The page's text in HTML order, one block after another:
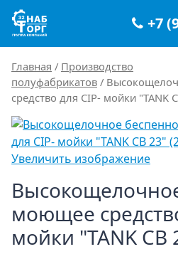
Main Navigation +7
Главная / Производство
полуфабрикатов /
средство для CIP- мойки "TANK
Увеличить изображение
моющее
мойки "TANK CB